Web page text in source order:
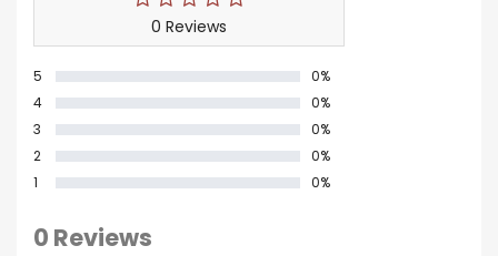
0 Reviews
5
0%
4
0%
3
0%
2
0%
1
0%
0 Reviews